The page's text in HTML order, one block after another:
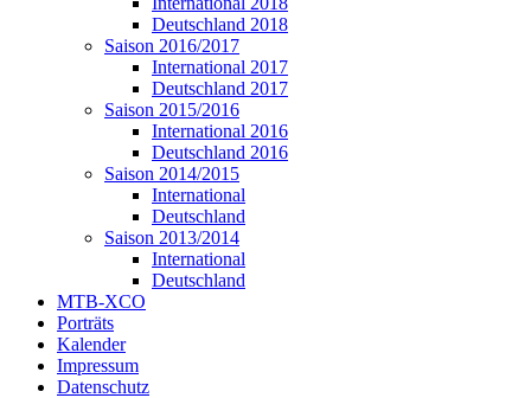
Deutschland 2018
Saison 2016/2017
International 2017
Deutschland 2017
Saison 2015/2016
International 2016
Deutschland 2016
Saison 2014/2015
International
Deutschland
Saison 2013/2014
International
Deutschland
MTB-XCO
Porträts
Kalender
Impressum
Datenschutz